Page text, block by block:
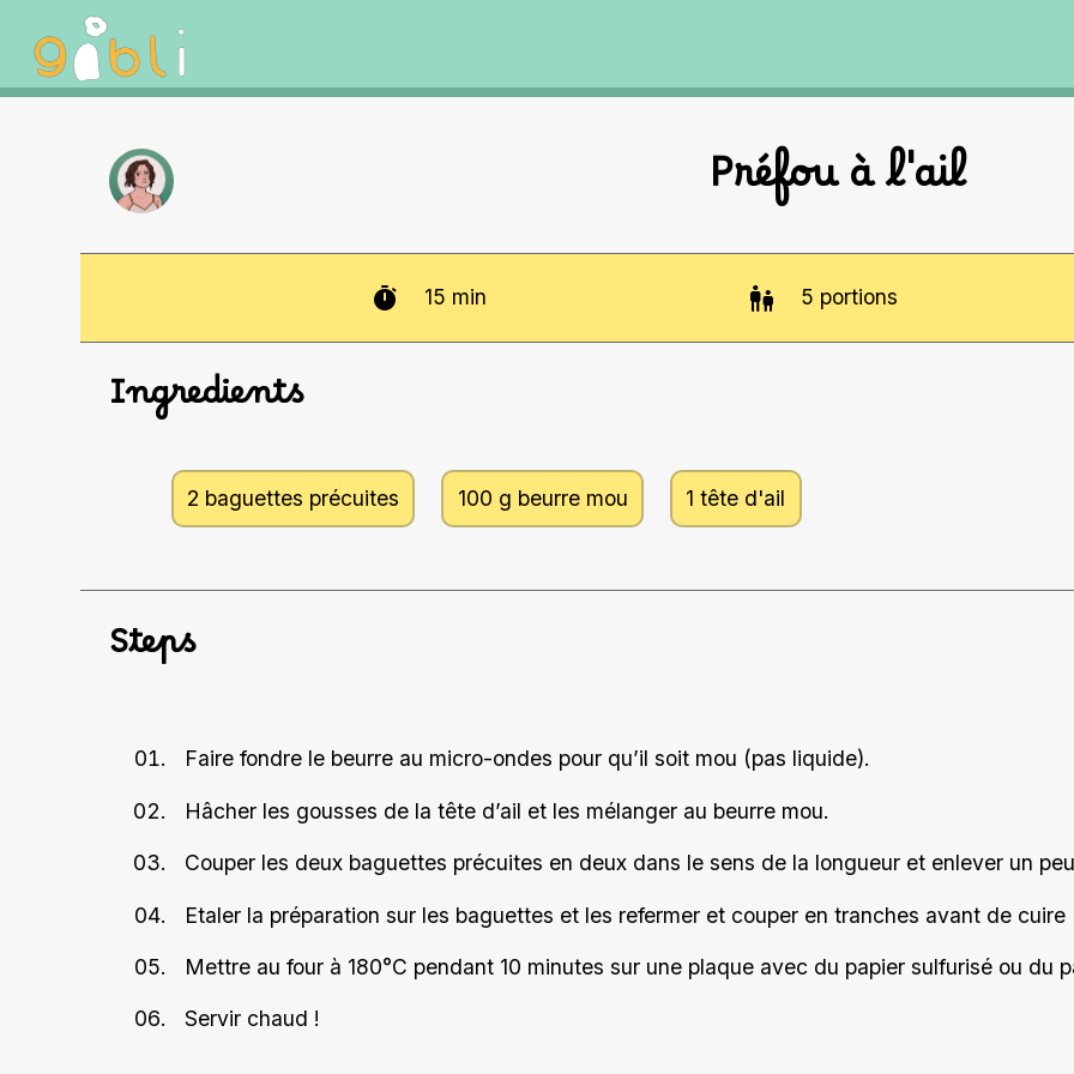
Préfou à l'ail
15 min 5 portions
Ingredients
2 baguettes précuites 100 g beurre mou 1 tête d'ail
Steps
Faire fondre le beurre au micro-ondes pour qu’il soit mou (pas liquide).
Hâcher les gousses de la tête d’ail et les mélanger au beurre mou.
Couper les deux baguettes précuites en deux dans le sens de la longueur et enlever un
Etaler la préparation sur les baguettes et les refermer et couper en tranches avant de cuire
Mettre au four à 180°C pendant 10 minutes sur une plaque avec du papier sulfurisé ou du
Servir chaud !